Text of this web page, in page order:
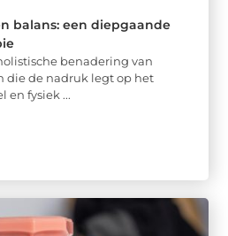
balans: een diepgaande
benadering van
die de nadruk legt op het
en fysiek ...